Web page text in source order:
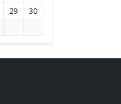
29
30